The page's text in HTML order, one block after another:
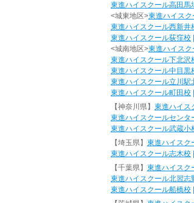
東進ハイスクール高田馬
<城東地区>東進ハイス
東進ハイスクール西新井
東進ハイスクール荻窪校
<城南地区>東進ハイス
東進ハイスクール下北沢
東進ハイスクール中目黒
東進ハイスクール立川駅
東進ハイスクール町田校
【神奈川県】 東進ハイス
東進ハイスクールセンタ
東進ハイスクール武蔵小
【埼玉県】 東進ハイスク
東進ハイスクール志木校
【千葉県】 東進ハイスク
東進ハイスクール北習志
東進ハイスクール船橋校